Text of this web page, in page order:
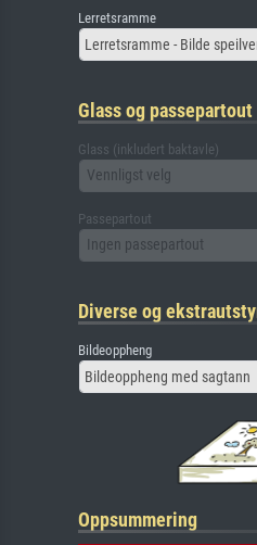
Lerretsramme
Lerretsramme - Bilde
Glass og passepartout
Glass (inkludert baktavle)
Vennligst velg
Passepartout
Ingen passepartout
Diverse og
Bildeoppheng
Bildeoppheng med sagtann
Oppsummering